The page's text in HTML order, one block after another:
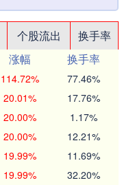
个股流出
换手率
涨幅
换手率
114.72% 77.46%
20.01% 17.76%
20.00% 1.17%
20.00% 12.21%
19.99% 11.69%
19.99% 32.20%